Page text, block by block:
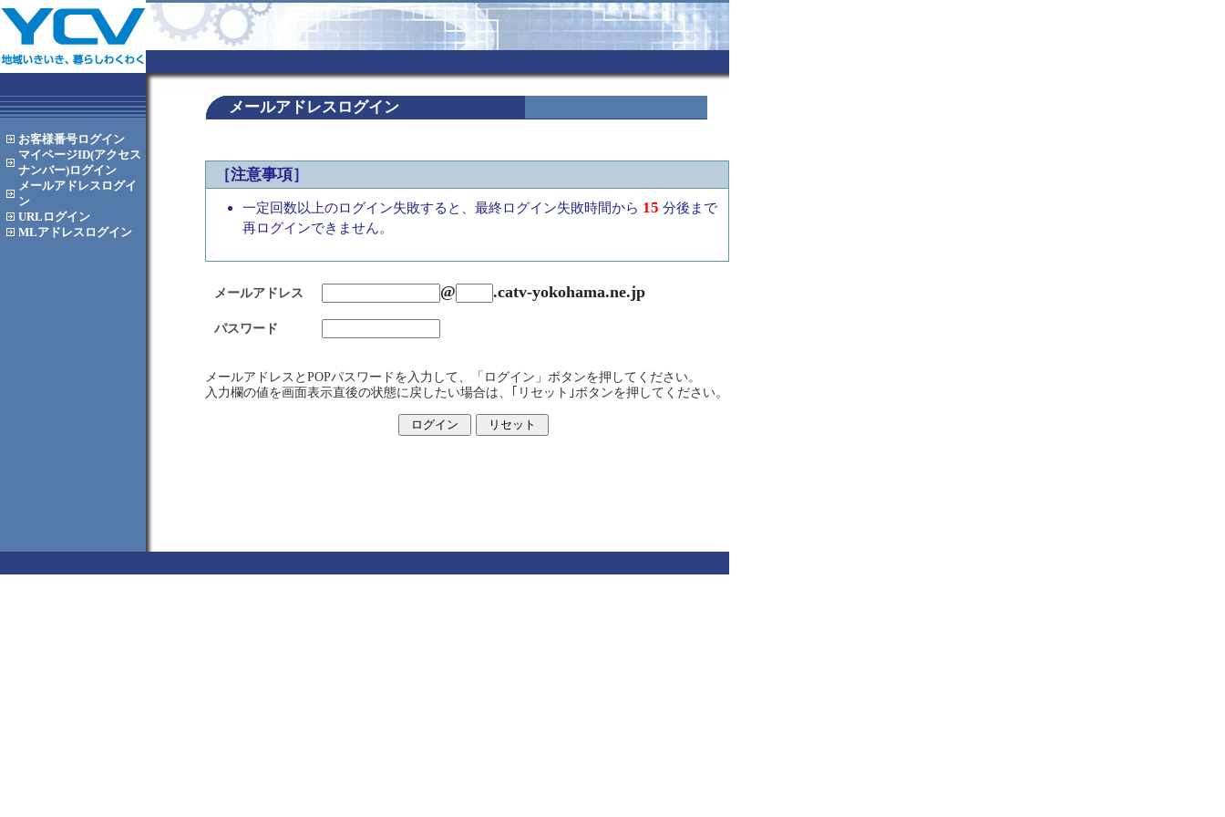
お客様番号ログイン
マイページID(アクセス
ナンバー)ログイン
メールアドレス ログイ
ン
URL ログイン
MLアドレス ログイン
メールアドレスログイン
［注意事項］
一定回数以上のログイン失敗すると、最終ログイン失敗時間から 15 分後まで
再ログインできません。
メールアドレス @ .catv-yokohama.ne.jp
パスワード
メールアドレスとPOPパスワードを入力して、「ログイン」ボタンを押してください。
入力欄の値を画面表示直後の状態に戻したい場合は、｢リセット｣ボタンを押してください。